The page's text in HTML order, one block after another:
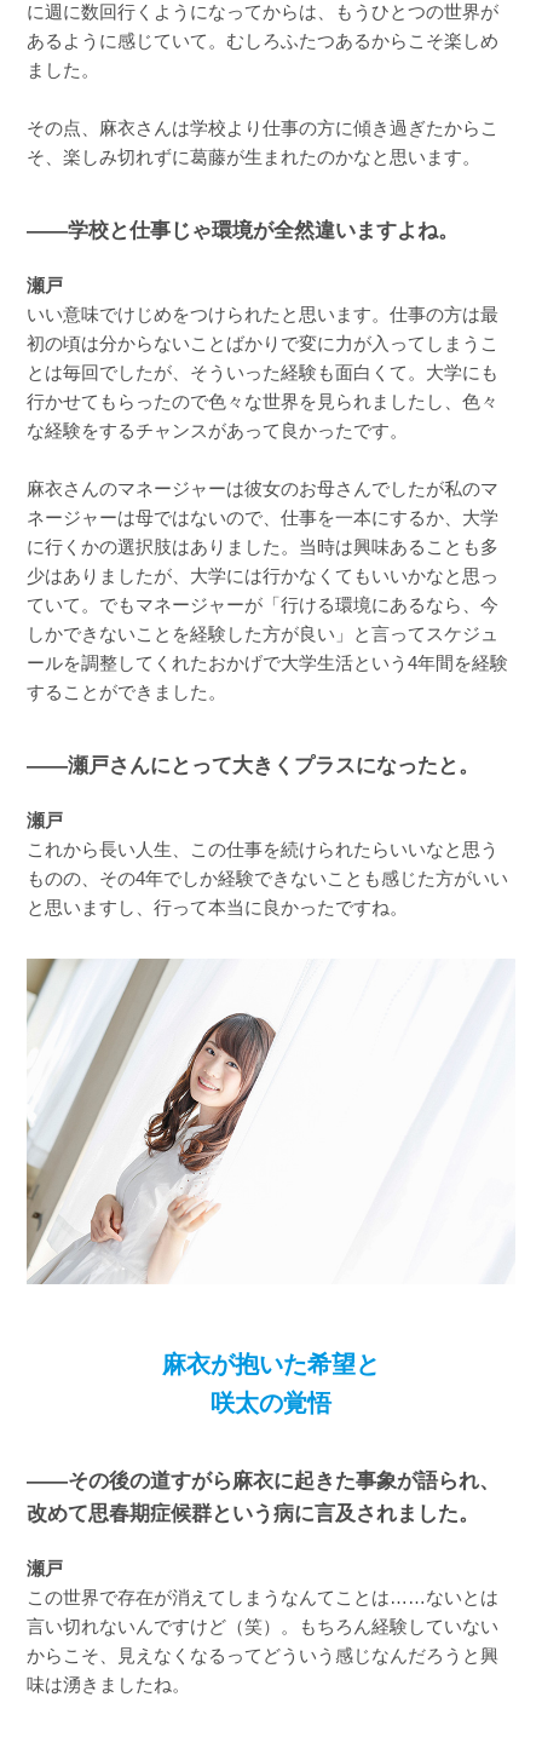
に週に数回行くようになってからは、もうひとつの世界が
あるように感じていて。むしろふたつあるからこそ楽しめ
ました。
その点、麻衣さんは学校より仕事の方に傾き過ぎたからこ
そ、楽しみ切れずに葛藤が生まれたのかなと思います。
――学校と仕事じゃ環境が全然違いますよね。
瀬戸
いい意味でけじめをつけられたと思います。仕事の方は最
初の頃は分からないことばかりで変に力が入ってしまうこ
とは毎回でしたが、そういった経験も面白くて。大学にも
行かせてもらったので色々な世界を見られましたし、色々
な経験をするチャンスがあって良かったです。
麻衣さんのマネージャーは彼女のお母さんでしたが私のマ
ネージャーは母ではないので、仕事を一本にするか、大学
に行くかの選択肢はありました。当時は興味あることも多
少はありましたが、大学には行かなくてもいいかなと思っ
ていて。でもマネージャーが「行ける環境にあるなら、今
しかできないことを経験した方が良い」と言ってスケジュ
ールを調整してくれたおかげで大学生活という4年間を経験
することができました。
――瀬戸さんにとって大きくプラスになったと。
瀬戸
これから長い人生、この仕事を続けられたらいいなと思う
ものの、その4年でしか経験できないことも感じた方がいい
と思いますし、行って本当に良かったですね。
麻衣が抱いた希望と
咲太の覚悟
――その後の道すがら麻衣に起きた事象が語られ、
改めて思春期症候群という病に言及されました。
瀬戸
この世界で存在が消えてしまうなんてことは……ないとは
言い切れないんですけど（笑）。もちろん経験していない
からこそ、見えなくなるってどういう感じなんだろうと興
味は湧きましたね。